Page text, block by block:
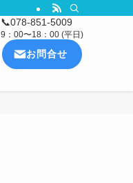
📞078-851-5009
9：00〜18：00 (平日)
お問合せ